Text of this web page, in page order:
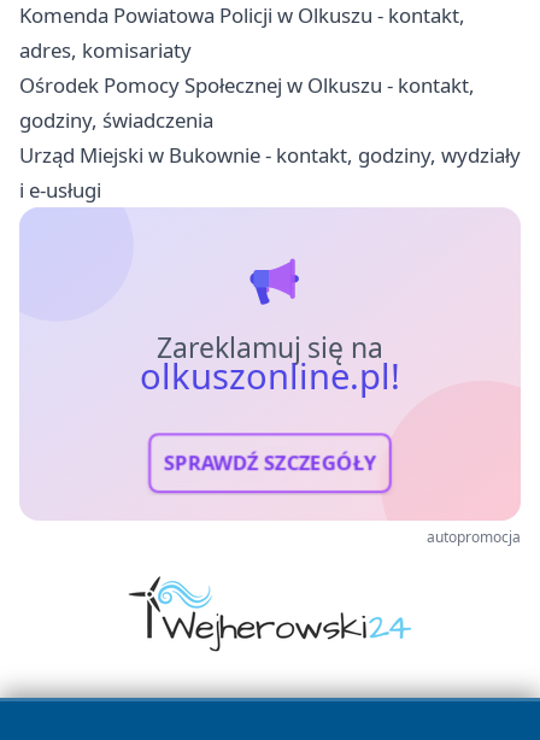
Komenda Powiatowa Policji w Olkuszu - kontakt,
adres, komisariaty
Ośrodek Pomocy Społecznej w Olkuszu - kontakt,
godziny, świadczenia
Urząd Miejski w Bukownie - kontakt, godziny, wydziały
i e-usługi
Zareklamuj się na
olkuszonline.pl!
SPRAWDŹ SZCZEGÓŁY
autopromocja